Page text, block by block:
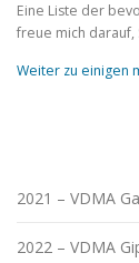
Eine Liste der
freue mich
Weiter zu einigen
2021 – VDMA
2022 – VDMA